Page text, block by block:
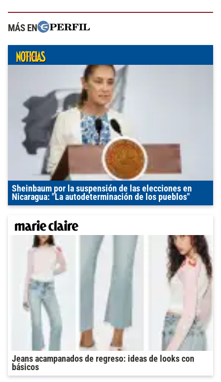
MÁS EN
Sheinbaum por la suspensión de las elecciones en
Nicaragua: "La autodeterminación de los pueblos"
Jeans acampanados de regreso: ideas de looks con
básicos